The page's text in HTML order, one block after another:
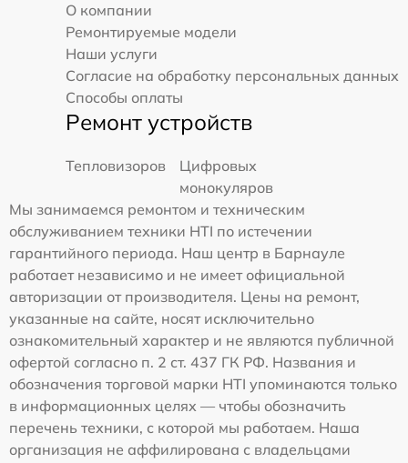
О компании
Ремонтируемые модели
Наши услуги
Согласие на обработку персональных данных
Способы оплаты
Ремонт устройств
Тепловизоров
Цифровых
монокуляров
Мы занимаемся ремонтом и техническим
обслуживанием техники HTI по истечении
гарантийного периода. Наш центр в Барнауле
работает независимо и не имеет официальной
авторизации от производителя. Цены на ремонт,
указанные на сайте, носят исключительно
ознакомительный характер и не являются публичной
офертой согласно п. 2 ст. 437 ГК РФ. Названия и
обозначения торговой марки HTI упоминаются только
в информационных целях — чтобы обозначить
перечень техники, с которой мы работаем. Наша
организация не аффилирована с владельцами